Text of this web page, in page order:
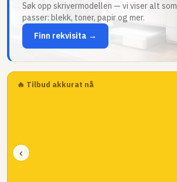
Søk opp skrivermodellen — vi viser alt som
passer: blekk, toner, papir og mer.
Finn rekvisita →
🔥 Tilbud akkurat nå
‹